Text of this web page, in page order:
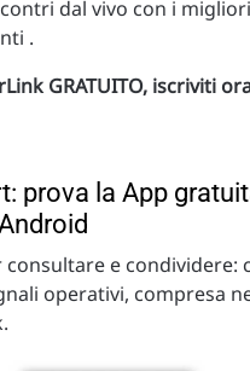
dal vivo con i
.
GRATUITO, iscriviti
prova la App
consultare e condividere:
operativi, compresa